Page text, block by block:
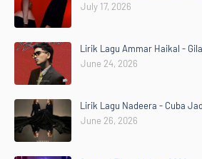
July 17, 2026
Lirik Lagu Ammar Haikal -
June 24, 2026
Lirik Lagu Nadeera - Cuba
June 26, 2026